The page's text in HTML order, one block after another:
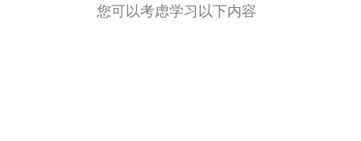
您可以考虑学习以下内容